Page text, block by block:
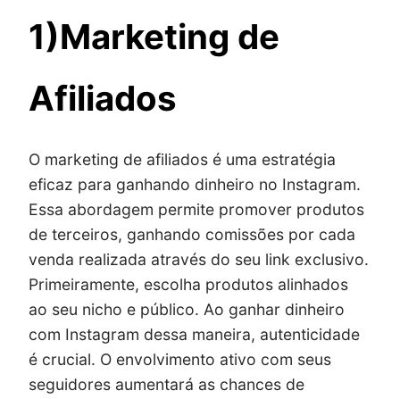
1)Marketing de
Afiliados
O marketing de afiliados é uma estratégia
eficaz para ganhando dinheiro no Instagram.
Essa abordagem permite promover produtos
de terceiros, ganhando comissões por cada
venda realizada através do seu link exclusivo.
Primeiramente, escolha produtos alinhados
ao seu nicho e público. Ao ganhar dinheiro
com Instagram dessa maneira, autenticidade
é crucial. O envolvimento ativo com seus
seguidores aumentará as chances de